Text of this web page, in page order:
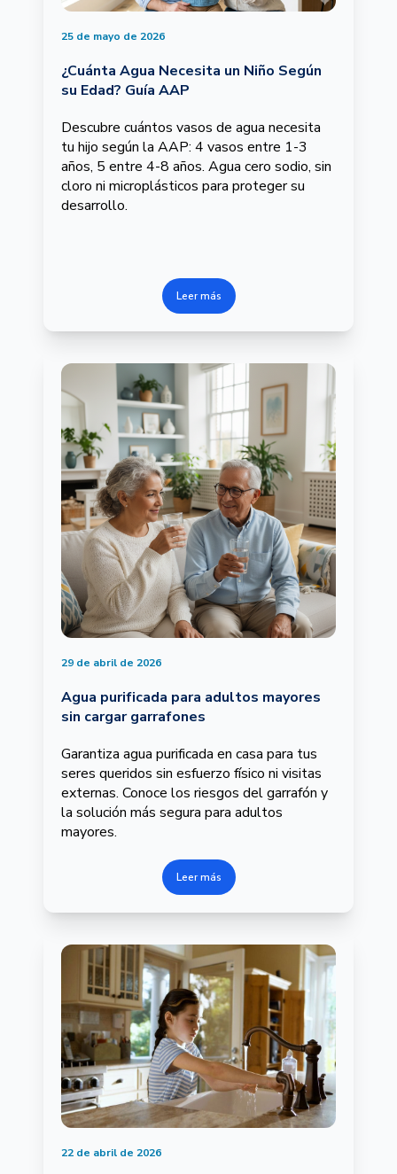
25 de mayo de 2026
¿Cuánta Agua Necesita un Niño Según
su Edad? Guía AAP
Descubre cuántos vasos de agua necesita
tu hijo según la AAP: 4 vasos entre 1-3
años, 5 entre 4-8 años. Agua cero sodio, sin
cloro ni microplásticos para proteger su
desarrollo.
Leer más
29 de abril de 2026
Agua purificada para adultos mayores
sin cargar garrafones
Garantiza agua purificada en casa para tus
seres queridos sin esfuerzo físico ni visitas
externas. Conoce los riesgos del garrafón y
la solución más segura para adultos
mayores.
Leer más
22 de abril de 2026